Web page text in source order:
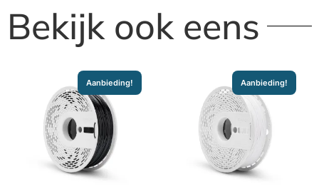
Bekijk ook eens
Aanbieding! Aanbieding!